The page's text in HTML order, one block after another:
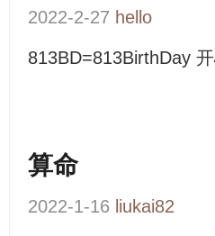
2022-2-27 hello
813BD=813BirthDay 开
算命
2022-1-16 liukai82